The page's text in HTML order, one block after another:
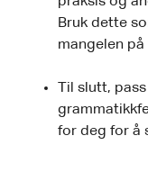
Bruk dette
mangelen
Til slutt,
for deg for å